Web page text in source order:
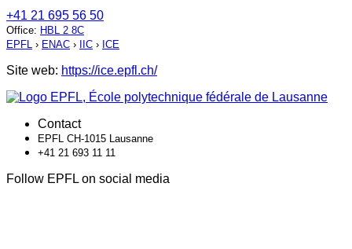
+41 21 695 56 50
Office: HBL 2 8C
EPFL › ENAC › IIC › ICE
Site web: https://ice.epfl.ch/
Contact
EPFL CH-1015 Lausanne
+41 21 693 11 11
Follow EPFL on social media